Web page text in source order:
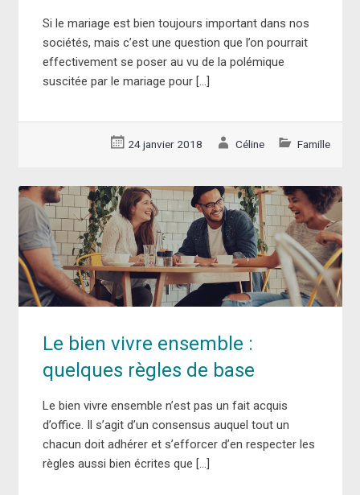
Si le mariage est bien toujours important dans nos
sociétés, mais c’est une question que l’on pourrait
effectivement se poser au vu de la polémique
suscitée par le mariage pour […]
24 janvier 2018 Céline Famille
Le bien vivre ensemble :
quelques règles de base
Le bien vivre ensemble n’est pas un fait acquis
d’office. Il s’agit d’un consensus auquel tout un
chacun doit adhérer et s’efforcer d’en respecter les
règles aussi bien écrites que […]